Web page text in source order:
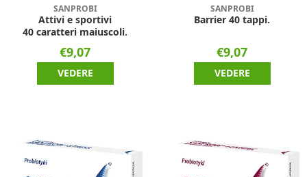
SANPROBI
Attivi e sportivi
40 caratteri maiuscoli.
€9,07
VEDERE
SANPROBI
Barrier 40 tappi.
€9,07
VEDERE